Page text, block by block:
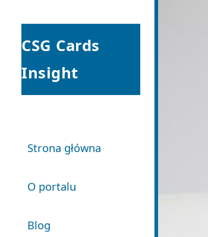
CSG Cards
Insight
Strona główna
O portalu
Blog